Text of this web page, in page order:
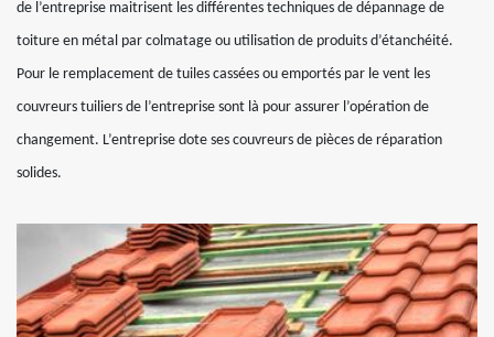
de l’entreprise maitrisent les différentes techniques de dépannage de
toiture en métal par colmatage ou utilisation de produits d’étanchéité.
Pour le remplacement de tuiles cassées ou emportés par le vent les
couvreurs tuiliers de l’entreprise sont là pour assurer l’opération de
changement. L’entreprise dote ses couvreurs de pièces de réparation
solides.